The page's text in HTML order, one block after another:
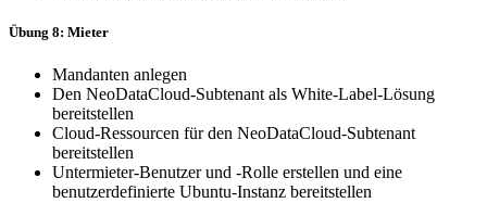
Übung 8: Mieter
Mandanten anlegen
Den NeoDataCloud-Subtenant als White-Label-Lösung
bereitstellen
Cloud-Ressourcen für den NeoDataCloud-Subtenant
bereitstellen
Untermieter-Benutzer und -Rolle erstellen und eine
benutzerdefinierte Ubuntu-Instanz bereitstellen